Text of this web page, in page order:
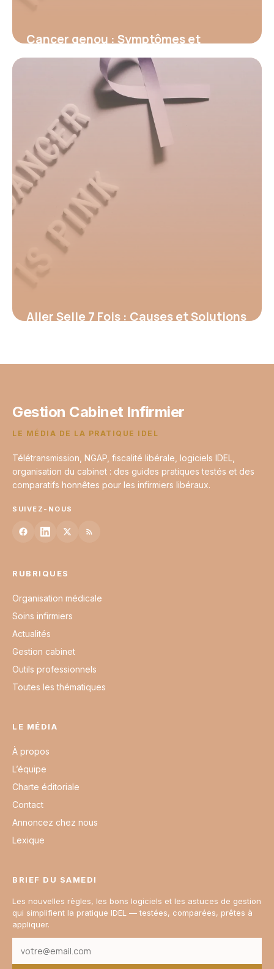
Cancer genou : Symptômes et
traitements
Aller Selle 7 Fois : Causes et Solutions
Gestion Cabinet Infirmier
LE MÉDIA DE LA PRATIQUE IDEL
Télétransmission, NGAP, fiscalité libérale, logiciels IDEL,
organisation du cabinet : des guides pratiques testés et des
comparatifs honnêtes pour les infirmiers libéraux.
SUIVEZ-NOUS
RUBRIQUES
Organisation médicale
Soins infirmiers
Actualités
Gestion cabinet
Outils professionnels
Toutes les thématiques
LE MÉDIA
À propos
L’équipe
Charte éditoriale
Contact
Annoncez chez nous
Lexique
BRIEF DU SAMEDI
Les nouvelles règles, les bons logiciels et les astuces de gestion
qui simplifient la pratique IDEL — testées, comparées, prêtes à
appliquer.